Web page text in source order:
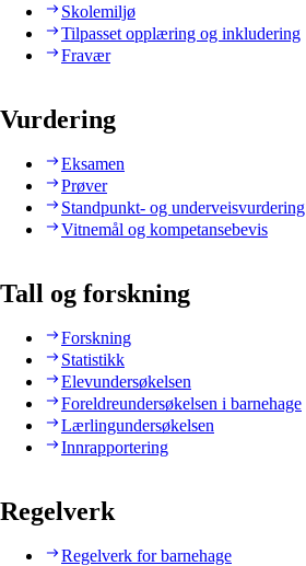
Skolemiljø
Tilpasset opplæring og inkludering
Fravær
Vurdering
Eksamen
Prøver
Standpunkt- og underveisvurdering
Vitnemål og kompetansebevis
Tall og forskning
Forskning
Statistikk
Elevundersøkelsen
Foreldreundersøkelsen i barnehage
Lærlingundersøkelsen
Innrapportering
Regelverk
Regelverk for barnehage